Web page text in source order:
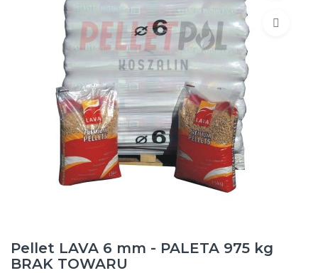
Pellet LAVA 6 mm - PALETA 975 kg
BRAK TOWARU